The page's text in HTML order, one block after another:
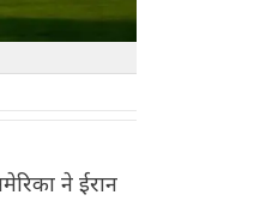
ने ईरान